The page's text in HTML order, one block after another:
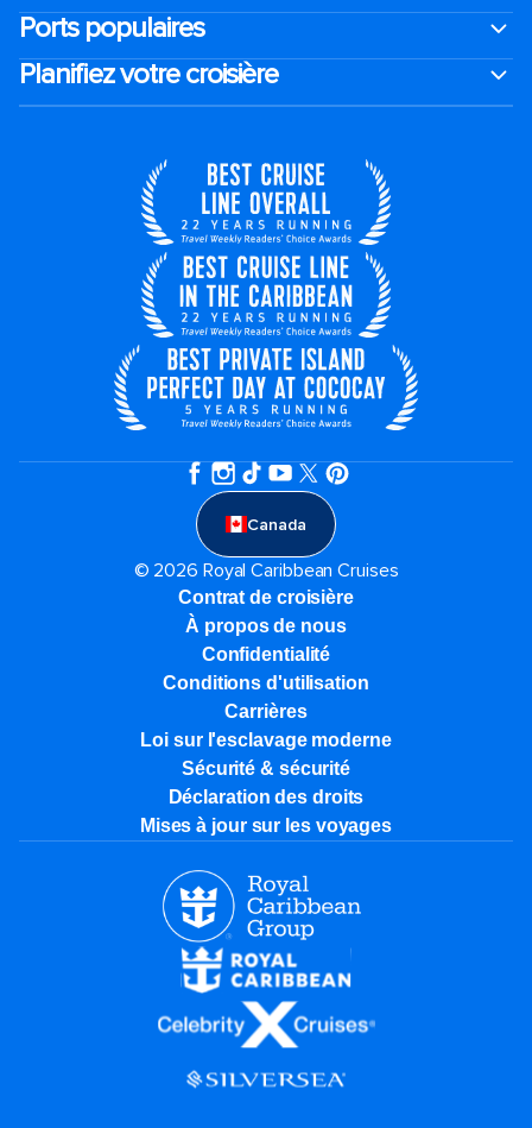
Ports populaires
Planifiez votre croisière
Canada
© 2026 Royal Caribbean Cruises
Contrat de croisière
À propos de nous
Confidentialité
Conditions d'utilisation
Carrières
Loi sur l'esclavage moderne
Sécurité & sécurité
Déclaration des droits
Mises à jour sur les voyages